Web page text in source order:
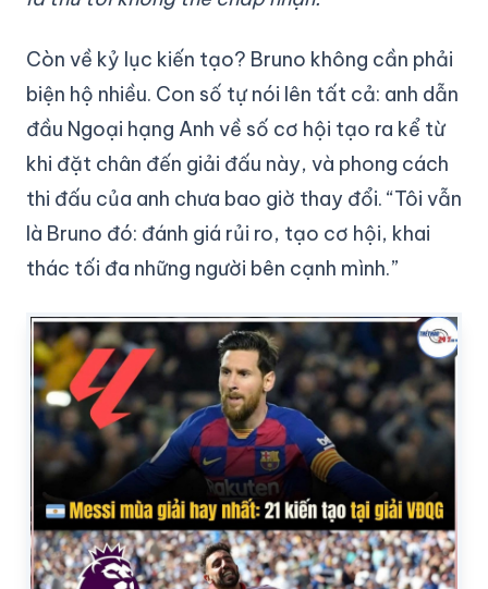
Còn về kỷ lục kiến tạo? Bruno không cần phải
biện hộ nhiều. Con số tự nói lên tất cả: anh dẫn
đầu Ngoại hạng Anh về số cơ hội tạo ra kể từ
khi đặt chân đến giải đấu này, và phong cách
thi đấu của anh chưa bao giờ thay đổi. “Tôi vẫn
là Bruno đó: đánh giá rủi ro, tạo cơ hội, khai
thác tối đa những người bên cạnh mình.”